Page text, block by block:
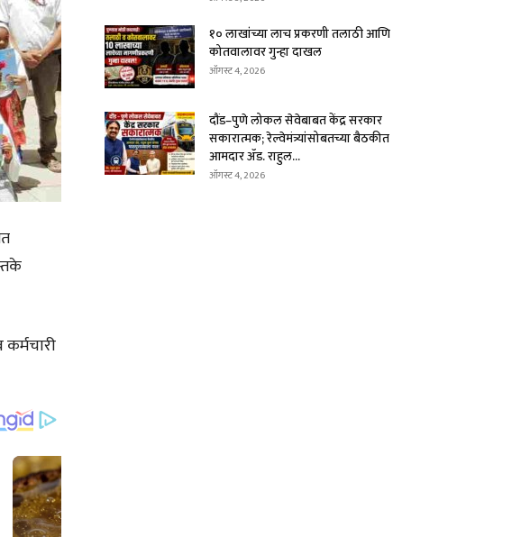
१० लाखांच्या लाच प्रकरणी तलाठी आणि
कोतवालावर गुन्हा दाखल
ऑगस्ट 4, 2026
दौंड–पुणे लोकल सेवेबाबत केंद्र सरकार
सकारात्मक; रेल्वेमंत्र्यांसोबतच्या बैठकीत
आमदार ॲड. राहुल...
ऑगस्ट 4, 2026